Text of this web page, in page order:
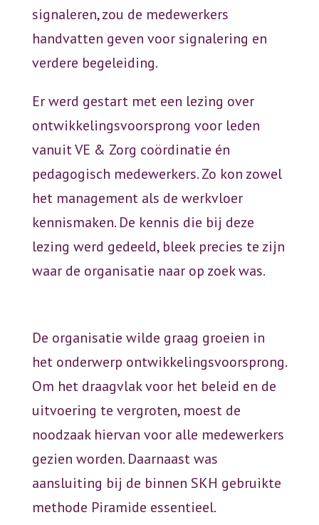
signaleren, zou de medewerkers
handvatten geven voor signalering en
verdere begeleiding.
Er werd gestart met een lezing over
ontwikkelingsvoorsprong voor leden
vanuit VE & Zorg coördinatie én
pedagogisch medewerkers. Zo kon zowel
het management als de werkvloer
kennismaken. De kennis die bij deze
lezing werd gedeeld, bleek precies te zijn
waar de organisatie naar op zoek was.
De organisatie wilde graag groeien in
het onderwerp ontwikkelingsvoorsprong.
Om het draagvlak voor het beleid en de
uitvoering te vergroten, moest de
noodzaak hiervan voor alle medewerkers
gezien worden. Daarnaast was
aansluiting bij de binnen SKH gebruikte
methode Piramide essentieel.